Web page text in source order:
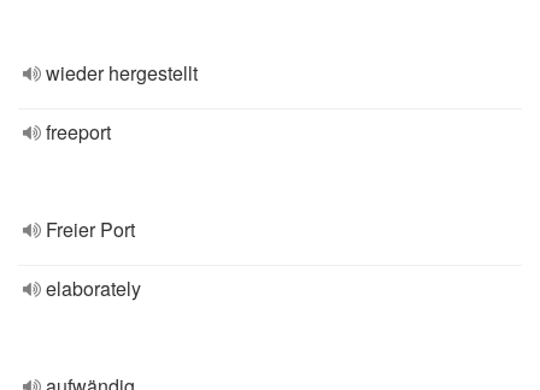
wieder hergestellt
freeport
Freier Port
elaborately